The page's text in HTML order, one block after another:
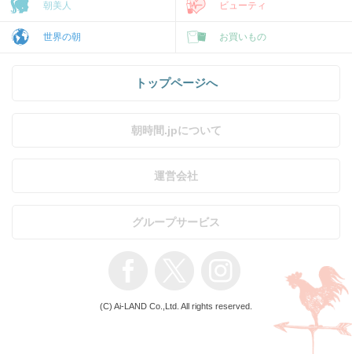
朝美人 ビューティ
世界の朝 お買いもの
トップページへ
朝時間.jpについて
運営会社
グループサービス
(C) Ai-LAND Co.,Ltd. All rights reserved.